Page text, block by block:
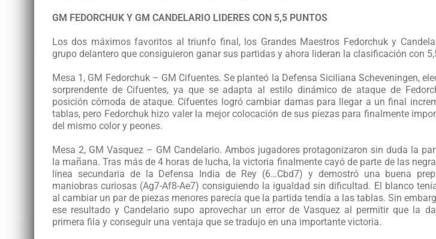
GM FEDORCHUK Y GM CANDELARIO LIDERES CON 5,5 PUNTOS
Los dos máximos favoritos al triunfo final, los Grandes Maestros Fedorchuk y
grupo delantero que consiguieron ganar sus partidas y ahora lideran la clasificación con
Mesa 1, GM Fedorchuk – GM Cifuentes. Se planteó la Defensa Siciliana Scheveningen,
sorprendente de Cifuentes, ya que se adapta al estilo dinámico de ataque de
posición cómoda de ataque. Cifuentes logró cambiar damas para llegar a un final
tablas, pero Fedorchuk hizo valer la mejor colocación de sus piezas para finalmente
del mismo color y peones.
Mesa 2, GM Vasquez – GM Candelario. Ambos jugadores protagonizaron sin duda la
la mañana. Tras más de 4 horas de lucha, la victoria finalmente cayó de parte de las
línea secundaria de la Defensa India de Rey (6…Cbd7) y demostró una buena
maniobras curiosas (Ag7-Af8-Ae7) consiguiendo la igualdad sin dificultad. El blanco
al cambiar un par de piezas menores parecía que la partida tendía a las tablas. Sin
ese resultado y Candelario supo aprovechar un error de Vasquez al permitir que la
primera fila y conseguir una ventaja que se tradujo en una importante victoria.